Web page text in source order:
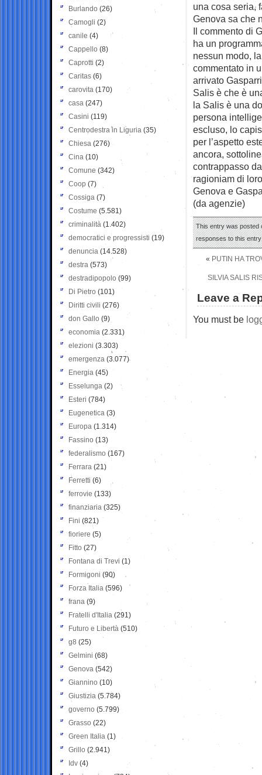
una cosa seria,
Genova sa che
Il commento di
ha un
nessun modo,
commentato in
arrivato
Salis è che è
la Salis è una
persona
escluso, lo
per l’aspetto
ancora,
contrappasso
ragioniam di
Genova e
(da agenzie)
This entry was posted
responses to this
« PUTIN HA
SILVIA SALIS
Leave a
You must be
Burlando (26)
Camogli (2)
canile (4)
Cappello (8)
Caprotti (2)
Caritas (6)
carovita (170)
casa (247)
Casini (119)
Centrodestra in Liguria (35)
Chiesa (276)
Cina (10)
Comune (342)
Coop (7)
Cossiga (7)
Costume (5.581)
criminalità (1.402)
democratici e progressisti (19)
denuncia (14.528)
destra (573)
destradipopolo (99)
Di Pietro (101)
Diritti civili (276)
don Gallo (9)
economia (2.331)
elezioni (3.303)
emergenza (3.077)
Energia (45)
Esselunga (2)
Esteri (784)
Eugenetica (3)
Europa (1.314)
Fassino (13)
federalismo (167)
Ferrara (21)
Ferretti (6)
ferrovie (133)
finanziaria (325)
Fini (821)
fioriere (5)
Fitto (27)
Fontana di Trevi (1)
Formigoni (90)
Forza Italia (596)
frana (9)
Fratelli d'Italia (291)
Futuro e Libertà (510)
g8 (25)
Gelmini (68)
Genova (542)
Giannino (10)
Giustizia (5.784)
governo (5.799)
Grasso (22)
Green Italia (1)
Grillo (2.941)
Idv (4)